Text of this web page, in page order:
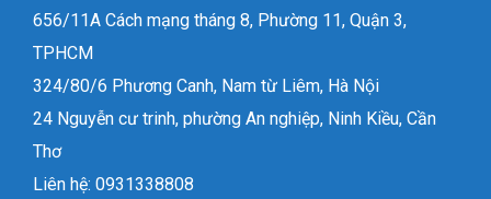
656/11A Cách mạng tháng 8, Phường 11, Quận 3,
TPHCM
324/80/6 Phương Canh, Nam từ Liêm, Hà Nội
24 Nguyễn cư trinh, phường An nghiệp, Ninh Kiều, Cần
Thơ
Liên hệ: 0931338808